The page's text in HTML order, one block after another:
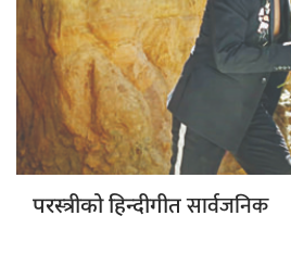
परस्त्रीको हिन्दीगीतसार्वजनिक